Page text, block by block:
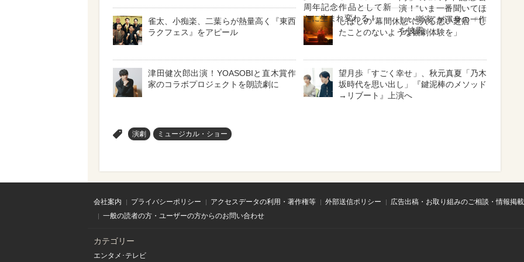
周年記念作品として新
たに生まれ変わる！
演！“いま一番聞いてほ
しい噺家”が渾身の一作
を披露
雀太、小痴楽、二葉らが熱量高く『東西
ラクフェス』をアピール
しばしの“幕間休憩”に入る悪い芝居「し
たことのないような観劇体験を」
津田健次郎出演！YOASOBIと直木賞作
家のコラボプロジェクトを朗読劇に
望月歩「すごく幸せ」、秋元真夏「乃木
坂時代を思い出し」『鍵泥棒のメソッド
→リブート』上演へ
演劇 ミュージカル・ショー
会社案内 プライバシーポリシー アクセスデータの利用・著作権等 外部送信ポリシー
広告出稿・お取り組みのご相談・情報掲
一般の読者の方・ユーザーの方からのお問い合わせ
カテゴリー
エンタメ･テレビ